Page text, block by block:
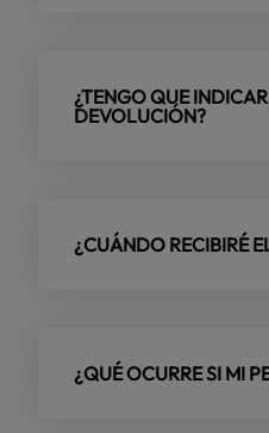
¿TENGO QUE
DEVOLUCIÓN?
¿CUÁNDO RECIBIRÉ
¿QUÉ OCURRE SI MI